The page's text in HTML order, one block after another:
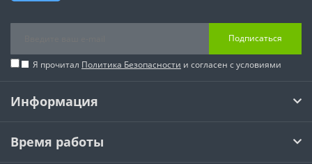
Подписаться
Я прочитал Политика Безопасности и согласен с условиями
Информация
Время работы